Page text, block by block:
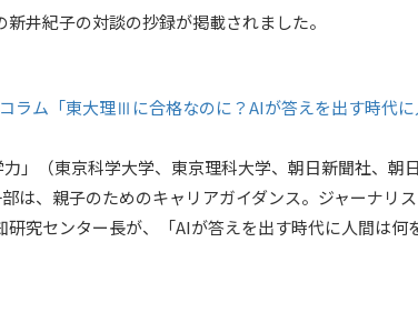
井紀子の対談の抄録が掲載されました。
ラム「東大理Ⅲに合格なのに？AIが答えを出す時代に
」（東京科学大学、東京理科大学、朝日新聞社、朝
は、親子のためのキャリアガイダンス。ジャーナリ
究センター長が、「AIが答えを出す時代に人間は何